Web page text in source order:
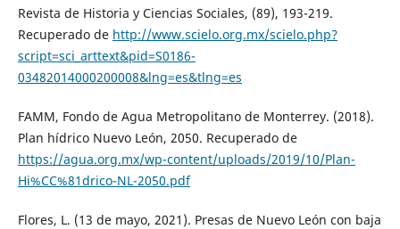
Revista de Historia y Ciencias Sociales, (89), 193-219.
Recuperado de http://www.scielo.org.mx/scielo.php?
script=sci_arttext&pid=S0186-
03482014000200008&lng=es&tlng=es
FAMM, Fondo de Agua Metropolitano de Monterrey. (2018).
Plan hídrico Nuevo León, 2050. Recuperado de
https://agua.org.mx/wp-content/uploads/2019/10/Plan-
Hi%CC%81drico-NL-2050.pdf
Flores, L. (13 de mayo, 2021). Presas de Nuevo León con baja